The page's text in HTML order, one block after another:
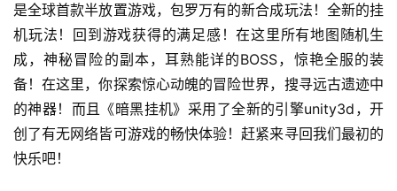
是全球首款半放置游戏，包罗万有的新合成玩法！全新的挂
机玩法！回到游戏获得的满足感！在这里所有地图随机生
成，神秘冒险的副本，耳熟能详的BOSS，惊艳全服的装
备！在这里，你探索惊心动魄的冒险世界，搜寻远古遗迹中
的神器！而且《暗黑挂机》采用了全新的引擎unity3d，开
创了有无网络皆可游戏的畅快体验！赶紧来寻回我们最初的
快乐吧！